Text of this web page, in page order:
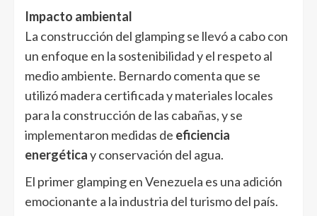
Impacto ambiental
La construcción del glamping se llevó a cabo con
un enfoque en la sostenibilidad y el respeto al
medio ambiente. Bernardo comenta que se
utilizó madera certificada y materiales locales
para la construcción de las cabañas, y se
implementaron medidas de eficiencia
energéticay conservación del agua.
El primer glamping en Venezuela es una adición
emocionante a la industria del turismo del país.